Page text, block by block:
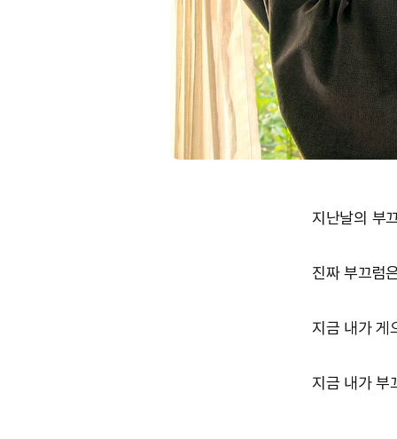
지난날의 부
진짜 부끄럼
지금 내가 게
지금 내가 부